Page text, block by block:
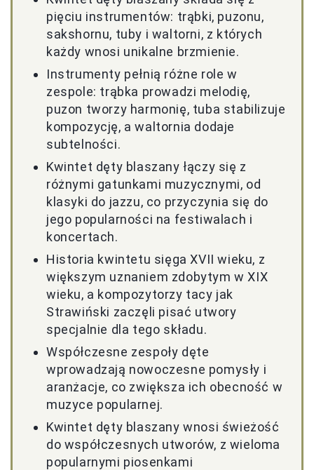
pięciu instrumentów: trąbki, puzonu,
sakshornu, tuby i waltorni, z których
każdy wnosi unikalne brzmienie.
Instrumenty pełnią różne role w
zespole: trąbka prowadzi melodię,
puzon tworzy harmonię, tuba stabilizuje
kompozycję, a waltornia dodaje
subtelności.
Kwintet dęty blaszany łączy się z
różnymi gatunkami muzycznymi, od
klasyki do jazzu, co przyczynia się do
jego popularności na festiwalach i
koncertach.
Historia kwintetu sięga XVII wieku, z
większym uznaniem zdobytym w XIX
wieku, a kompozytorzy tacy jak
Strawiński zaczęli pisać utwory
specjalnie dla tego składu.
Współczesne zespoły dęte
wprowadzają nowoczesne pomysły i
aranżacje, co zwiększa ich obecność w
muzyce popularnej.
Kwintet dęty blaszany wnosi świeżość
do współczesnych utworów, z wieloma
popularnymi piosenkami